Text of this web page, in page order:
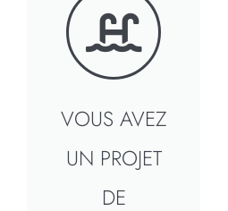
VOUS AVEZ
UN PROJET
DE